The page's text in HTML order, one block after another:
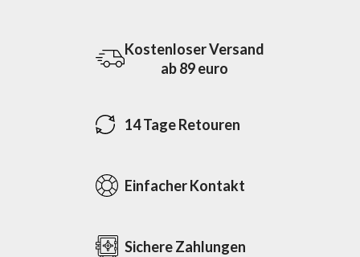
Kostenloser Versand
ab 89 euro
14 Tage Retouren
Einfacher Kontakt
Sichere Zahlungen